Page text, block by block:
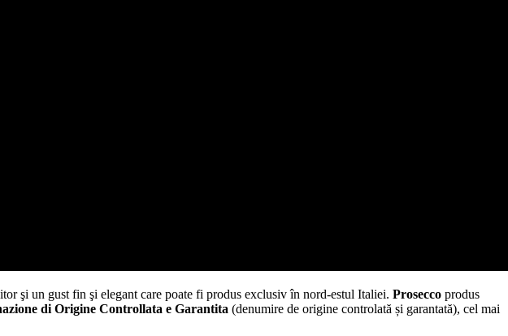
şi un gust fin şi elegant care poate fi produs exclusiv în nord-estul Italiei. Prosecco produs
di Origine Controllata e Garantita (denumire de origine controlată și garantată), cel mai